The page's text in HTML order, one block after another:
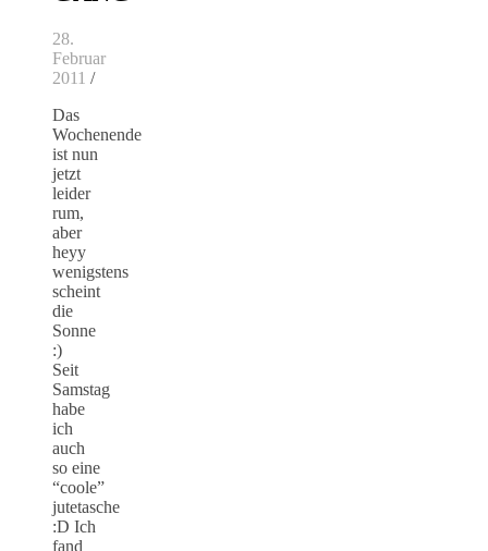
28.
Februar
2011 /
Das
Wochenende
ist nun
jetzt
leider
rum,
aber
heyy
wenigstens
scheint
die
Sonne
:)
Seit
Samstag
habe
ich
auch
so eine
“coole”
jutetasche
:D Ich
fand